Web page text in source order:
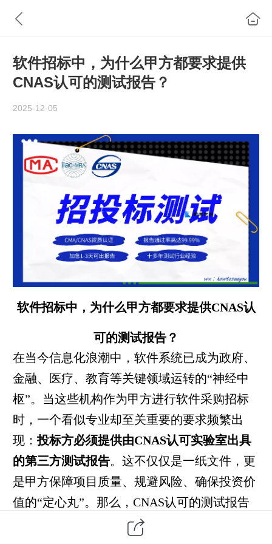
软件招标中，为什么甲方都要求提供
CNAS认可的测试报告？
2025-12-05
软件招标中，为什么甲方都要求提供CNAS认
可的测试报告？
在当今信息化浪潮中， 软件系统已成为政府、
金融、医疗、教育等关键领域运转的“神经中
枢”。当这些机构作为甲方进行软件采购招标
时，一个看似专业却至关重要的要求频繁出
现： 投标方必须提供由CNAS认可实验室出具
的第三方测试报告。这不仅仅是一纸文件，更
是甲方保障项目质量、规避风险、确保投资价
值的“定心丸”。那么，CNAS认可的测试报告
究竟有何魔力，能让甲方如此青睐？